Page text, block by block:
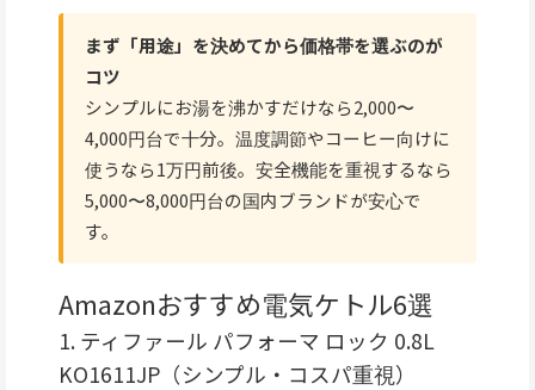
まず「用途」を決めてから価格帯を選ぶのが
コツ
シンプルにお湯を沸かすだけなら2,000〜
4,000円台で十分。温度調節やコーヒー向けに
使うなら1万円前後。安全機能を重視するなら
5,000〜8,000円台の国内ブランドが安心で
す。
Amazonおすすめ電気ケトル6選
1. ティファール パフォーマ ロック 0.8L
KO1611JP（シンプル・コスパ重視）